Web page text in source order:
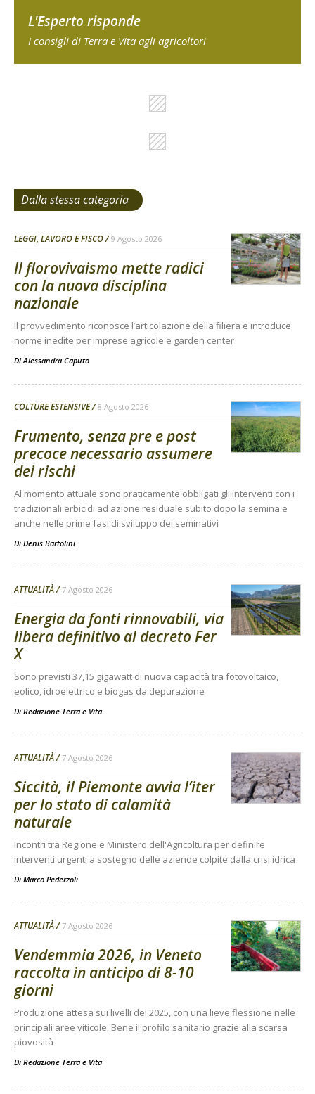
L'Esperto risponde
I consigli di Terra e Vita agli agricoltori
Dalla stessa categoria
LEGGI, LAVORO E FISCO 9 Agosto 2026
Il florovivaismo mette radici
con la nuova disciplina
nazionale
Il provvedimento riconosce l’articolazione della filiera e introduce
norme inedite per imprese agricole e garden center
DiAlessandra Caputo
COLTURE ESTENSIVE 8 Agosto 2026
Frumento, senza pre e post
precoce necessario assumere
dei rischi
Al momento attuale sono praticamente obbligati gli interventi con i
tradizionali erbicidi ad azione residuale subito dopo la semina e
anche nelle prime fasi di sviluppo dei seminativi
Di Denis Bartolini
ATTUALITÀ 7 Agosto 2026
Energia da fonti rinnovabili, via
libera definitivo al decreto Fer
X
Sono previsti 37,15 gigawatt di nuova capacità tra fotovoltaico,
eolico, idroelettrico e biogas da depurazione
Di Redazione Terra e Vita
ATTUALITÀ 7 Agosto 2026
Siccità, il Piemonte avvia l’iter
per lo stato di calamità
naturale
Incontri tra Regione e Ministero dell'Agricoltura per definire
interventi urgenti a sostegno delle aziende colpite dalla crisi idrica
Di Marco Pederzoli
ATTUALITÀ 7 Agosto 2026
Vendemmia 2026, in Veneto
raccolta in anticipo di 8-10
giorni
Produzione attesa sui livelli del 2025, con una lieve flessione nelle
principali aree viticole. Bene il profilo sanitario grazie alla scarsa
piovosità
Di Redazione Terra e Vita